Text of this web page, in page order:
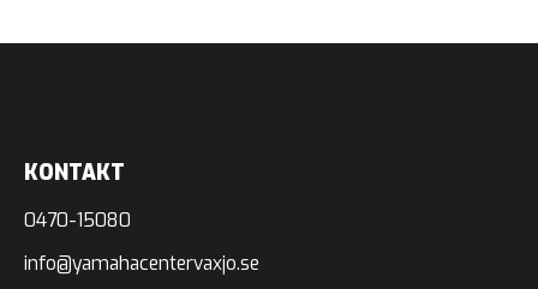
KONTAKT
0470-15080
info@yamahacentervaxjo.se